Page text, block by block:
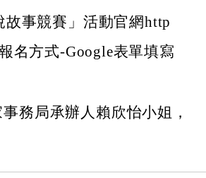
事競賽」活動官網http
名方式-Google表單填寫
務局承辦人賴欣怡小姐，